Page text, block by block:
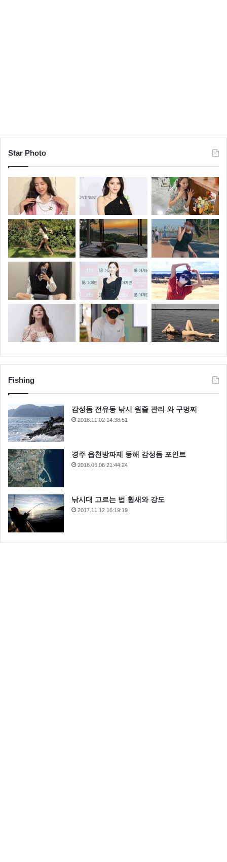
Star Photo
Fishing
감성돔 전유동 낚시 원줄 관리 와 구멍찌
2018.11.02 14:38:51
경주 읍천방파제 동해 감성돔 포인트
2018.06.06 21:44:24
낚시대 고르는 법 휨새와 강도
2017.11.12 16:19:19